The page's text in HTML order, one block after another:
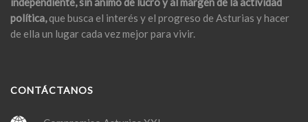
política,que busca el interés y el progreso de Asturias y hacer
de ella un lugar cada vez mejor para vivir.
CONTÁCTANOS